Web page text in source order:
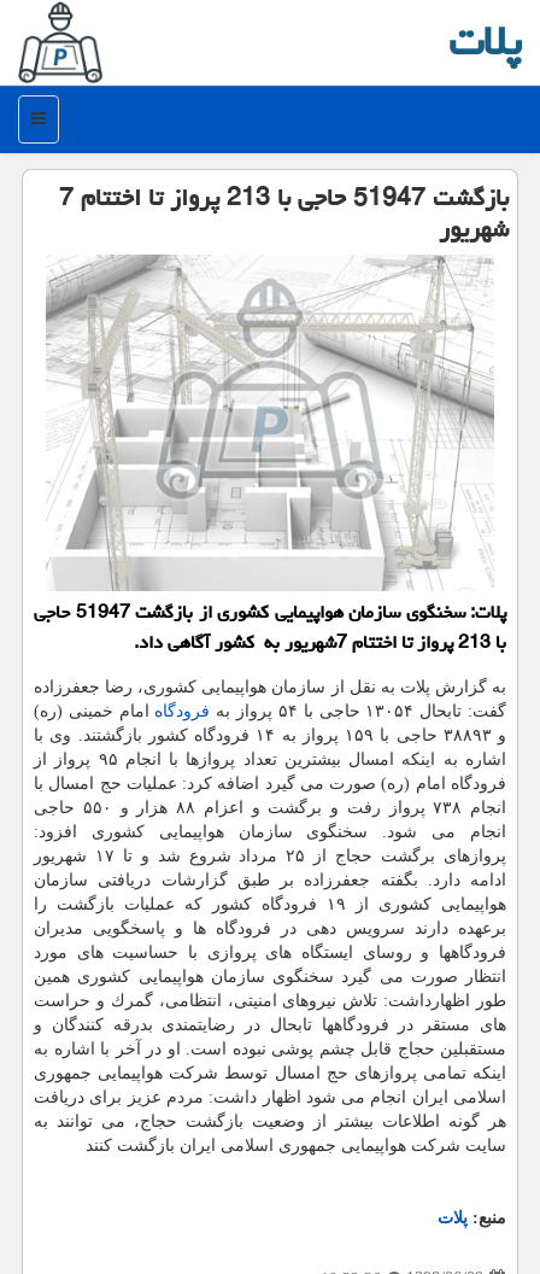
پلات
منو
بازگشت 51947 حاجی با 213 پرواز تا اختتام 7
شهریور
پلات: سخنگوی سازمان هواپیمایی كشوری از بازگشت 51947 حاجی
با 213 پرواز تا اختتام 7شهریور به كشور آگاهی داد.
به گزارش پلات به نقل از سازمان هواپیمایی كشوری، رضا جعفرزاده
گفت: تابحال ۱۳۰۵۴ حاجی با ۵۴ پرواز به
فرودگاه امام خمینی (ره)
و ۳۸۸۹۳ حاجی با ۱۵۹ پرواز به ۱۴ فرودگاه كشور بازگشتند. وی با
اشاره به اینكه امسال بیشترین تعداد پروازها با انجام ۹۵ پرواز از
فرودگاه امام (ره) صورت می گیرد اضافه كرد: عملیات حج امسال با
انجام ۷۳۸ پرواز رفت و برگشت و اعزام ۸۸ هزار و ۵۵۰ حاجی
انجام می شود. سخنگوی سازمان هواپیمایی كشوری افزود:
پروازهای برگشت حجاج از ۲۵ مرداد شروع شد و تا ۱۷ شهریور
ادامه دارد. بگفته جعفرزاده بر طبق گزارشات دریافتی سازمان
هواپیمایی كشوری از ۱۹ فرودگاه كشور كه عملیات بازگشت را
برعهده دارند سرویس دهی در فرودگاه ها و پاسخگویی مدیران
فرودگاهها و روسای ایستگاه های پروازی با حساسیت های مورد
انتظار صورت می گیرد سخنگوی سازمان هواپیمایی كشوری همین
طور اظهارداشت: تلاش نیروهای امنیتی، انتظامی، گمرك و حراست
های مستقر در فرودگاهها تابحال در رضایتمندی بدرقه كنندگان و
مستقبلین حجاج قابل چشم پوشی نبوده است. او در آخر با اشاره به
اینكه تمامی پروازهای حج امسال توسط شركت هواپیمایی جمهوری
اسلامی ایران انجام می شود اظهار داشت: مردم عزیز برای دریافت
هر گونه اطلاعات بیشتر از وضعیت بازگشت حجاج، می توانند به
سایت شركت هواپیمایی جمهوری اسلامی ایران بازگشت كنند
منبع: پلات